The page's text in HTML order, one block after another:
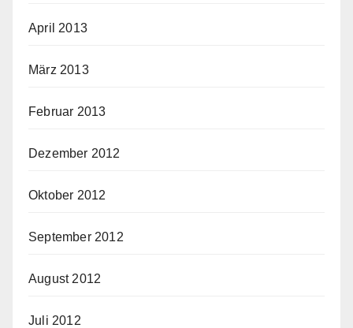
April 2013
März 2013
Februar 2013
Dezember 2012
Oktober 2012
September 2012
August 2012
Juli 2012